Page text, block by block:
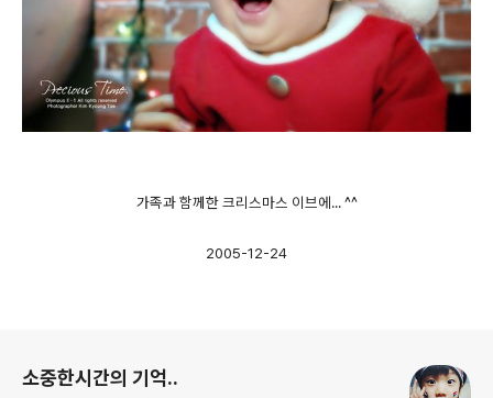
가족과 함께한 크리스마스 이브에... ^^
2005-12-24
소중한시간의 기억..